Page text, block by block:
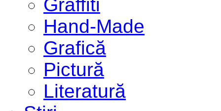
Graffiti
Hand-Made
Grafică
Pictură
Literatură